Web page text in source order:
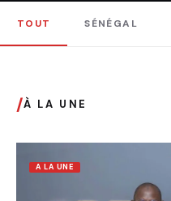
TOUT SÉNÉGAL
/À LA UNE
A LA UNE